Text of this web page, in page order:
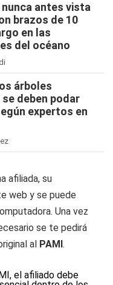
antes vista
brazos de 10
en las
del océano
árboles
deben podar
expertos en
afiliada, su
web y se puede
Una vez
se te pedirá
al PAMI.